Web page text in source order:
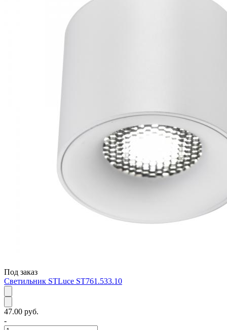
Под заказ
Светильник STLuce ST761.533.10
47.00 руб.
-